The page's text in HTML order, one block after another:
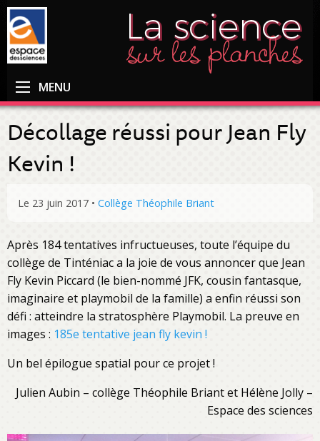
MENU
Décollage réussi pour Jean Fly
Kevin !
Le 23 juin 2017 • Collège Théophile Briant
Après 184 tentatives infructueuses, toute l’équipe du
collège de Tinténiac a la joie de vous annoncer que Jean
Fly Kevin Piccard (le bien-nommé JFK, cousin fantasque,
imaginaire et playmobil de la famille) a enfin réussi son
défi : atteindre la stratosphère Playmobil. La preuve en
images : 185e tentative jean fly kevin !
Un bel épilogue spatial pour ce projet !
Julien Aubin – collège Théophile Briant et Hélène Jolly –
Espace des sciences